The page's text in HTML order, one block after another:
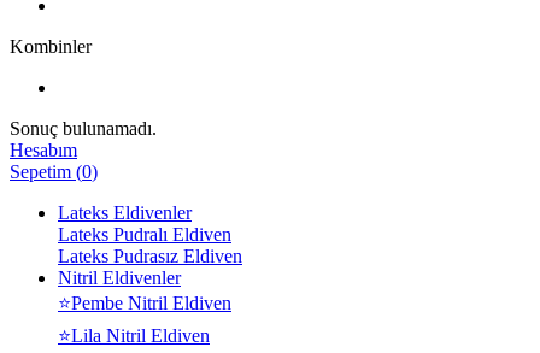
Kombinler
Sonuç bulunamadı.
Hesabım
Sepetim (0)
Lateks Eldivenler
Lateks Pudralı Eldiven
Lateks Pudrasız Eldiven
Nitril Eldivenler
⭐Pembe Nitril Eldiven
⭐Lila Nitril Eldiven